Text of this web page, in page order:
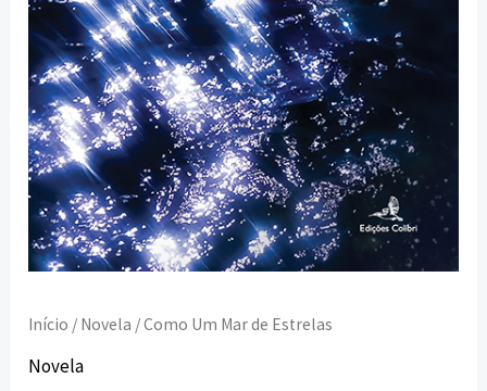
Início / Novela / Como Um Mar de Estrelas
Novela